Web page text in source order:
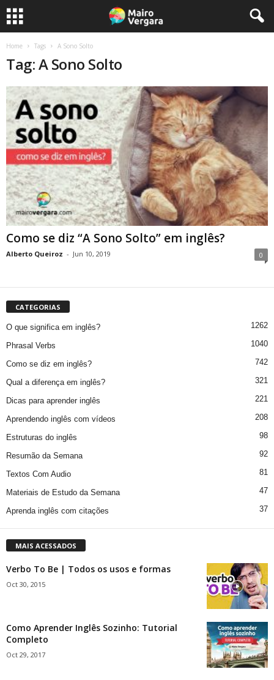
Home Tags A Sono Solto
Tag: A Sono Solto
Como se diz “A Sono Solto” em inglês?
Alberto Queiroz - Jun 10, 2019 0
CATEGORIAS
O que significa em inglês? 1262
Phrasal Verbs 1040
Como se diz em inglês? 742
Qual a diferença em inglês? 321
Dicas para aprender inglês 221
Aprendendo inglês com vídeos 208
Estruturas do inglês 98
Resumão da Semana 92
Textos Com Audio 81
Materiais de Estudo da Semana 47
Aprenda inglês com citações 37
MAIS ACESSADOS
Verbo To Be | Todos os usos e formas
Oct 30, 2015
Como Aprender Inglês Sozinho: Tutorial
Completo
Oct 29, 2017